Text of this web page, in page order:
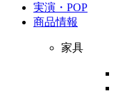
実演・POP
商品情報
家具